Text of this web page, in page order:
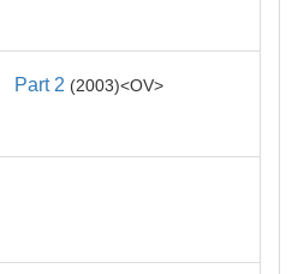
Part 2 2003 OV